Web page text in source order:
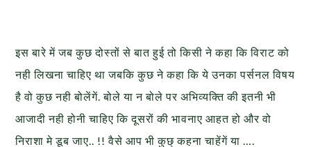
इस बारे में जब कुछ दोस्तों से बात हुई तो किसी ने कहा कि विराट को
नही लिखना चाहिए था जबकि कुछ ने कहा कि ये उनका पर्सनल विषय
है वो कुछ नही बोलेंगें. बोले या न बोले पर अभिव्यक्ति की इतनी भी
आजादी नही होनी चाहिए कि दूसरों की भावनाए आहत हो और वो
निराशा मे डूब जाए.. !! वैसे आप भी कुछ् कहना चाहेंगें या ….